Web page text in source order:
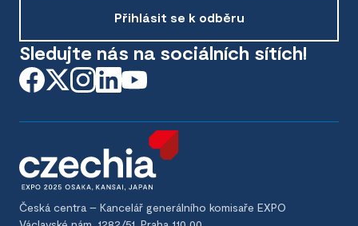
Přihlásit se k odběru
Sledujte nás na sociálních sítích!
Česká centra – Kancelář generálního komisaře EXPO